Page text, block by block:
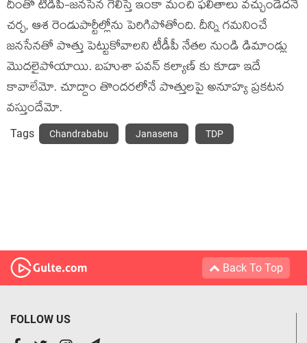
దీంతో టీడీపీ-జనసేన గెలిస్తే ఇంకా మంచి ఫలితాలు వచ్చుండేదనే
చర్చ, ఆశ రెండుపార్టీల్లోను పెరిగిపోతోంది. దీన్ని గమనించే
జనసేనతో పొత్తు పెట్టుకోవాలని టీడీపీ నేతల నుండి డిమాండ్లు
మొదలైపోయాయి. బహుశా పవన్ కల్యాణ్ కు కూడా ఇదే
కావాలేమో. చూద్దాం తొందరలోనే పొత్తులపై అనూహ్య ప్రకటన
వస్తుందేమో.
Tags Chandrababu Janasena TDP
Back To Top
FOLLOW US